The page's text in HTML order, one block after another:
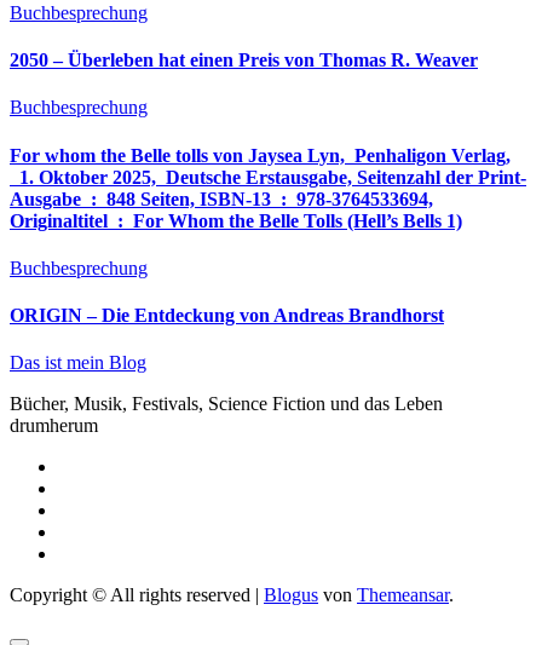
Buchbesprechung
2050 – Überleben hat einen Preis von Thomas R. Weaver
Buchbesprechung
For whom the Belle tolls von Jaysea Lyn, ‎ Penhaligon Verlag,
‎ 1. Oktober 2025, ‎ Deutsche Erstausgabe, Seitenzahl der Print-
Ausgabe ‏ : ‎ 848 Seiten, ISBN-13 ‏ : ‎ 978-3764533694,
Originaltitel ‏ : ‎ For Whom the Belle Tolls (Hell’s Bells 1)
Buchbesprechung
ORIGIN – Die Entdeckung von Andreas Brandhorst
Das ist mein Blog
Bücher, Musik, Festivals, Science Fiction und das Leben
drumherum
Copyright © All rights reserved | Blogus von Themeansar.